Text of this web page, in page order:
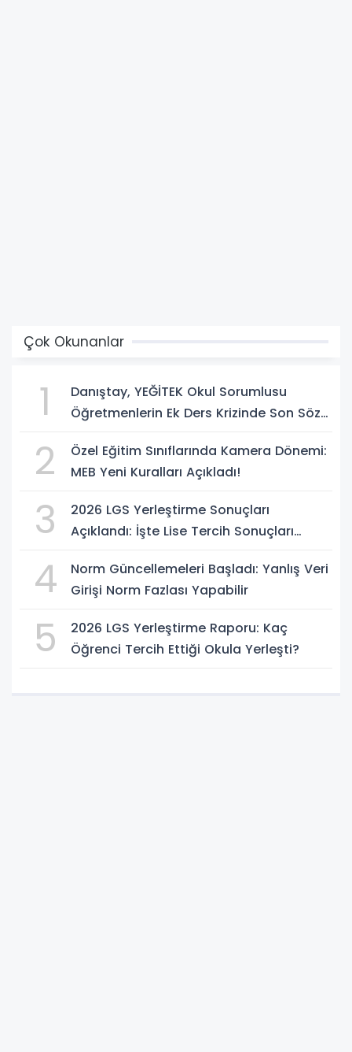
Çok Okunanlar
1
Danıştay, YEĞİTEK Okul Sorumlusu
Öğretmenlerin Ek Ders Krizinde Son Sözü
2
Özel Eğitim Sınıflarında Kamera Dönemi:
MEB Yeni Kuralları Açıkladı!
3
2026 LGS Yerleştirme Sonuçları
Açıklandı: İşte Lise Tercih Sonuçları
4
Norm Güncellemeleri Başladı: Yanlış Veri
Girişi Norm Fazlası Yapabilir
5
2026 LGS Yerleştirme Raporu: Kaç
Öğrenci Tercih Ettiği Okula Yerleşti?